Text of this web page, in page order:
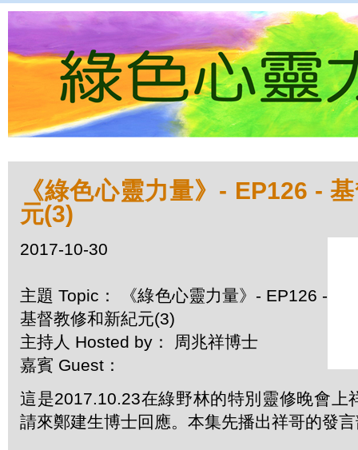
《綠色心靈力量》- EP126 -
元(3)
2017-10-30
主題 Topic： 《綠色心靈力量》- EP126 -
基督教修和新紀元(3)
主持人 Hosted by： 周兆祥博士
嘉賓 Guest：
這是2017.10.23在綠野林的特別靈修晚會上
請來鄭建生博士回應。本集先播出祥哥的發